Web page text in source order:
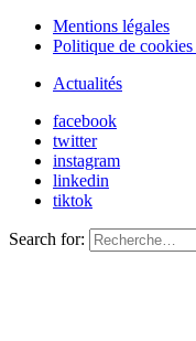
Mentions légales
Politique de
Actualités
facebook
twitter
instagram
linkedin
tiktok
Search for: